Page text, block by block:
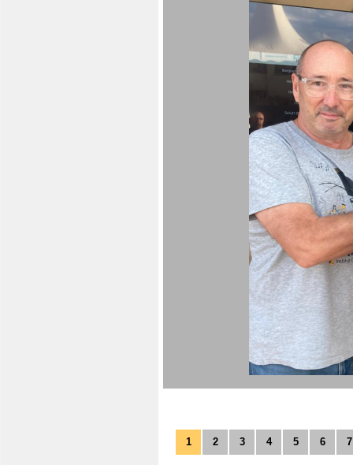
1 2 3 4 5 6 7